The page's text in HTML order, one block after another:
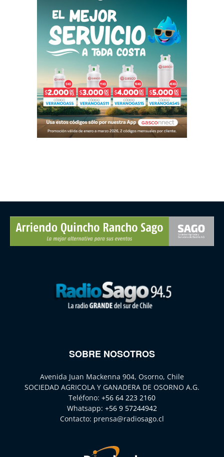
SOBRE NOSOTROS
Avenida Juan Mackenna 904, Osorno, Chile
SOCIEDAD AGRICOLA Y GANADERA DE OSORNO A.G.
Teléfono: +56 64 223 2160
Whatsapp: +56 9 57244942
Contacto: prensa@radiosago.cl